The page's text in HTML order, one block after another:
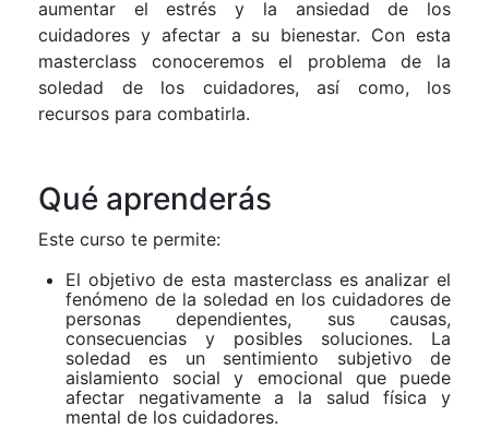
aumentar el estrés y la ansiedad de los
cuidadores y afectar a su bienestar. Con esta
masterclass conoceremos el problema de la
soledad de los cuidadores, así como, los
recursos para combatirla.
Qué aprenderás
Este curso te permite:
El objetivo de esta masterclass es analizar el
fenómeno de la soledad en los cuidadores de
personas dependientes, sus causas,
consecuencias y posibles soluciones. La
soledad es un sentimiento subjetivo de
aislamiento social y emocional que puede
afectar negativamente a la salud física y
mental de los cuidadores.